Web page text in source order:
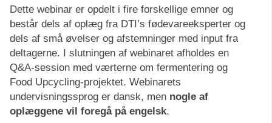
Dette webinar er opdelt i fire forskellige emner og
består dels af oplæg fra DTI’s fødevareeksperter og
dels af små øvelser og afstemninger med input fra
deltagerne. I slutningen af webinaret afholdes en
Q&A-session med værterne om fermentering og
Food Upcycling-projektet. Webinarets
undervisningssprog er dansk, men nogle af
oplæggene vil foregå på engelsk.